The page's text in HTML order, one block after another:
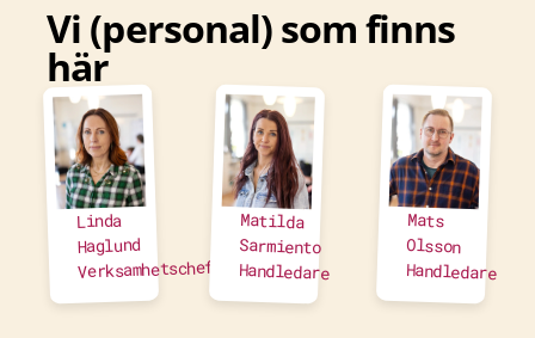
Vi (personal) som finns
här
Linda
Haglund
Verksamhetschef
Matilda
Sarmiento
Handledare
Mats
Olsson
Handledare